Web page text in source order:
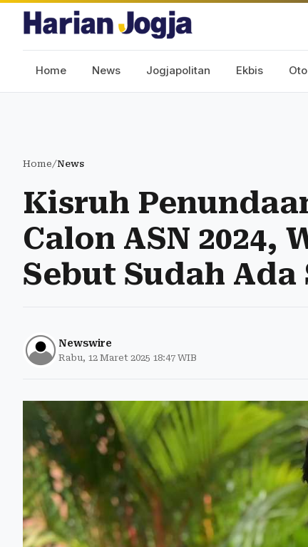
Home News Jogjapolitan Ekbis
Home/News
Kisruh
Calon ASN 2024,
Sebut Sudah Ada
Newswire
Rabu, 12 Maret 2025 18:47 WIB